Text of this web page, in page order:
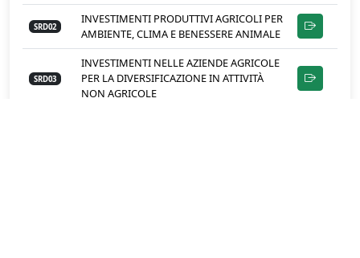
SRD02
INVESTIMENTI PRODUTTIVI AGRICOLI PER
AMBIENTE, CLIMA E BENESSERE ANIMALE
SRD03
INVESTIMENTI NELLE AZIENDE AGRICOLE
PER LA DIVERSIFICAZIONE IN ATTIVITÀ
NON AGRICOLE